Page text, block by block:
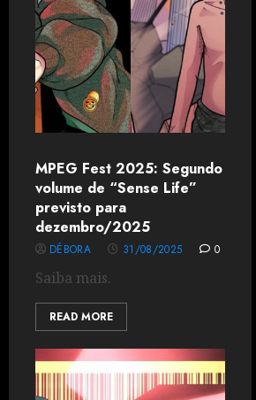
MPEG Fest 2025: Segundo
volume de “Sense Life”
previsto para
dezembro/2025
DÉBORA 31/08/2025 0
Saiba mais.
READ MORE